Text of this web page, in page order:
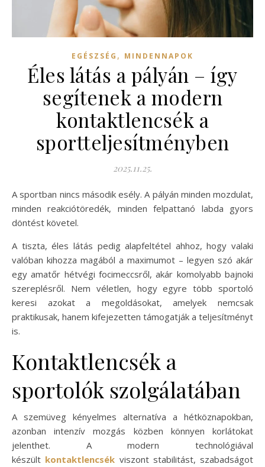
EGÉSZSÉG , MINDENNAPOK
Éles látás a pályán – így
segítenek a modern
kontaktlencsék a
sportteljesítményben
2025.11.25.
A sportban nincs második esély. A pályán minden mozdulat,
minden reakciótöredék, minden felpattanó labda gyors
döntést követel.
A tiszta, éles látás pedig alapfeltétel ahhoz, hogy valaki
valóban kihozza magából a maximumot – legyen szó akár
egy amatőr hétvégi focimeccsről, akár komolyabb bajnoki
szereplésről. Nem véletlen, hogy egyre több sportoló
keresi azokat a megoldásokat, amelyek nemcsak
praktikusak, hanem kifejezetten támogatják a teljesítményt
is.
Kontaktlencsék a
sportolók szolgálatában
A szemüveg kényelmes alternatíva a hétköznapokban,
azonban intenzív mozgás közben könnyen korlátokat
jelenthet. A modern technológiával
készült kontaktlencsék viszont stabilitást, szabadságot